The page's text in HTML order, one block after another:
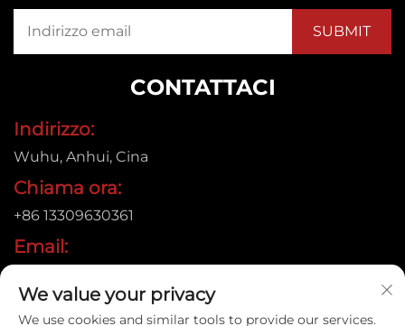
CONTATTACI
Indirizzo:
Wuhu, Anhui, Cina
Chiama ora:
+86 13309630361
Email:
We value your privacy
We use cookies and similar tools to provide our services.